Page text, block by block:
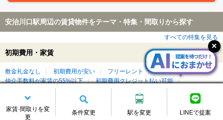
家賃·間取りを変
更
条件変更 駅を変更 LINEで提案
安治川口駅周辺の賃貸物件をテーマ・特集・間取りから探す
すべての特集を見る
初期費用・家賃
敷金礼金なし 初期費用が安い フリーレント
仲介手数料無料
仲介手数料が家賃の55%以下
初期費用クレジット払い可能
間取り